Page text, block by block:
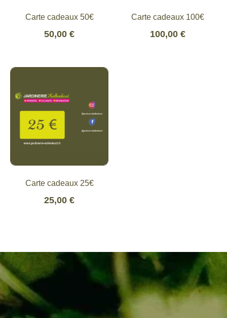
Carte cadeaux 50€
50,00 €
Carte cadeaux 100€
100,00 €
Carte cadeaux 25€
25,00 €